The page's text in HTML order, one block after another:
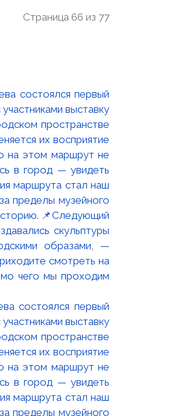
Страница 66 из 77
состоялся первый
выставку
пространстве
их восприятие
на этом маршрут не
в город — увидеть
маршрута стал наш
пределы музейного